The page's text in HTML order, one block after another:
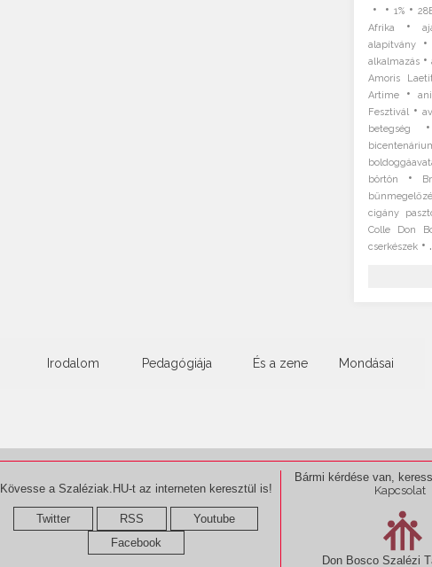
• •1% •
Afrika •
alapítvány•
alkalmazás•
Amoris
Artime•
Fesztivál•
betegség
börtön •
cigány
Colle Don
cserkészek•
Irodalom Pedagógiája És a zene Mondásai
Kövesse a Szaléziak.HU-t az interneten keresztül is!
Twitter RSS
Youtube
Facebook
Bármi kérdése van,
Kapcsolat
Don Bosco Szalézi